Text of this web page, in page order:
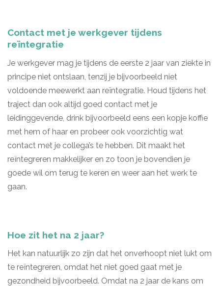
Contact met je werkgever tijdens
reïntegratie
Je werkgever mag je tijdens de eerste 2 jaar van ziekte in
principe niet ontslaan, tenzij je bijvoorbeeld niet
voldoende meewerkt aan reïntegratie. Houd tijdens het
traject dan ook altijd goed contact met je
leidinggevende, drink bijvoorbeeld eens een kopje koffie
met hem of haar en probeer ook voorzichtig wat
contact met je collega’s te hebben. Dit maakt het
reïntegreren makkelijker en zo toon je bovendien je
goede wil om terug te keren en weer aan het werk te
gaan.
Hoe zit het na 2 jaar?
Het kan natuurlijk zo zijn dat het onverhoopt niet lukt om
te reïntegreren, omdat het niet goed gaat met je
gezondheid bijvoorbeeld. Omdat na 2 jaar de kans om